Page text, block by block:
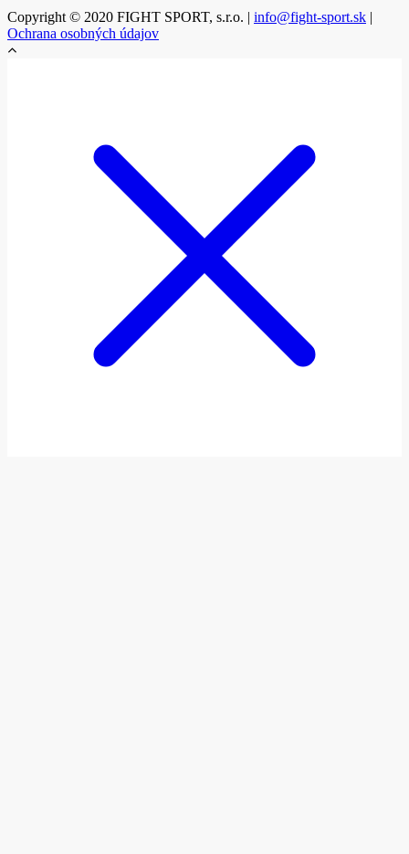
Copyright © 2020 FIGHT SPORT, s.r.o. | info@fight-sport.sk |
Ochrana osobných údajov